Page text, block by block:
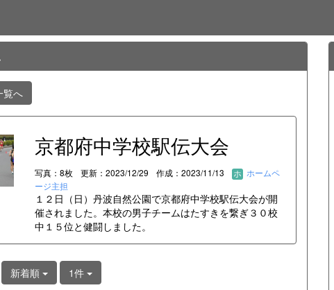
へ
京都府中学校駅伝大会
写真：8枚 更新：2023/12/29 作成：2023/11/13
ホームペ
ージ主担
１２日（日）丹波自然公園で京都府中学校駅伝大会が開
催されました。本校の男子チームはたすきを繋ぎ３０校
中１５位と健闘しました。
新着順 1件